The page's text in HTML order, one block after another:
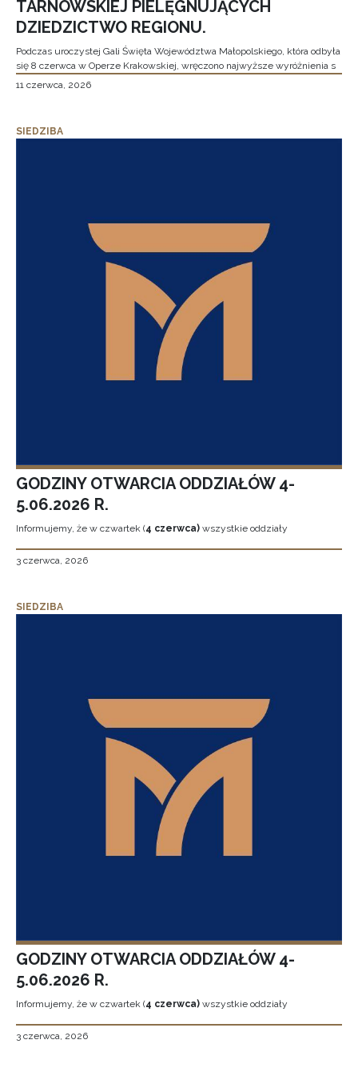
TARNOWSKIEJ PIELĘGNUJĄCYCH
DZIEDZICTWO REGIONU.
Podczas uroczystej Gali Święta Województwa Małopolskiego, która odbyła
się 8 czerwca w Operze Krakowskiej, wręczono najwyższe wyróżnienia s
11 czerwca, 2026
SIEDZIBA
GODZINY OTWARCIA ODDZIAŁÓW 4-
5.06.2026 R.
Informujemy, że w czwartek (4 czerwca) wszystkie oddziały
3 czerwca, 2026
SIEDZIBA
GODZINY OTWARCIA ODDZIAŁÓW 4-
5.06.2026 R.
Informujemy, że w czwartek (4 czerwca) wszystkie oddziały
3 czerwca, 2026